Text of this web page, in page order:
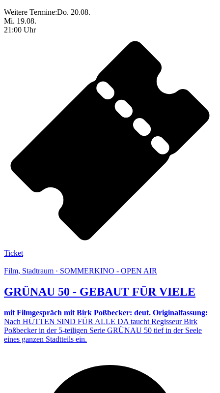
Weitere Termine:Do. 20.08.
Mi. 19.08.
21:00 Uhr
Ticket
Film, Stadtraum · SOMMERKINO - OPEN AIR
GRÜNAU 50 - GEBAUT FÜR VIELE
mit Filmgespräch mit Birk Poßbecker: deut. Originalfassung:
Nach HÜTTEN SIND FÜR ALLE DA taucht Regisseur Birk
Poßbecker in der 5-teiligen Serie GRÜNAU 50 tief in der Seele
eines ganzen Stadtteils ein.